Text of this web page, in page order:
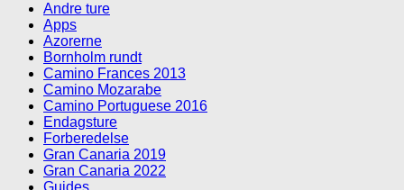
Andre ture
Apps
Azorerne
Bornholm rundt
Camino Frances 2013
Camino Mozarabe
Camino Portuguese 2016
Endagsture
Forberedelse
Gran Canaria 2019
Gran Canaria 2022